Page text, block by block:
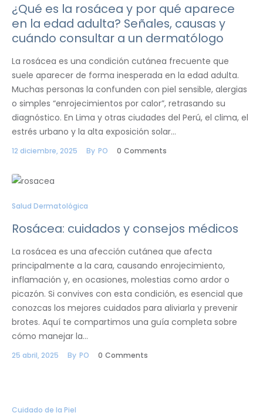
¿Qué es la rosácea y por qué aparece
en la edad adulta? Señales, causas y
cuándo consultar a un dermatólogo
La rosácea es una condición cutánea frecuente que
suele aparecer de forma inesperada en la edad adulta.
Muchas personas la confunden con piel sensible, alergias
o simples “enrojecimientos por calor”, retrasando su
diagnóstico. En Lima y otras ciudades del Perú, el clima, el
estrés urbano y la alta exposición solar…
12 diciembre, 2025 By PO 0 Comments
Salud Dermatológica
​Rosácea: cuidados y consejos médicos​
La rosácea es una afección cutánea que afecta
principalmente a la cara, causando enrojecimiento,
inflamación y, en ocasiones, molestias como ardor o
picazón. Si convives con esta condición, es esencial que
conozcas los mejores cuidados para aliviarla y prevenir
brotes. Aquí te compartimos una guía completa sobre
cómo manejar la…
25 abril, 2025 By PO 0 Comments
Cuidado de la Piel